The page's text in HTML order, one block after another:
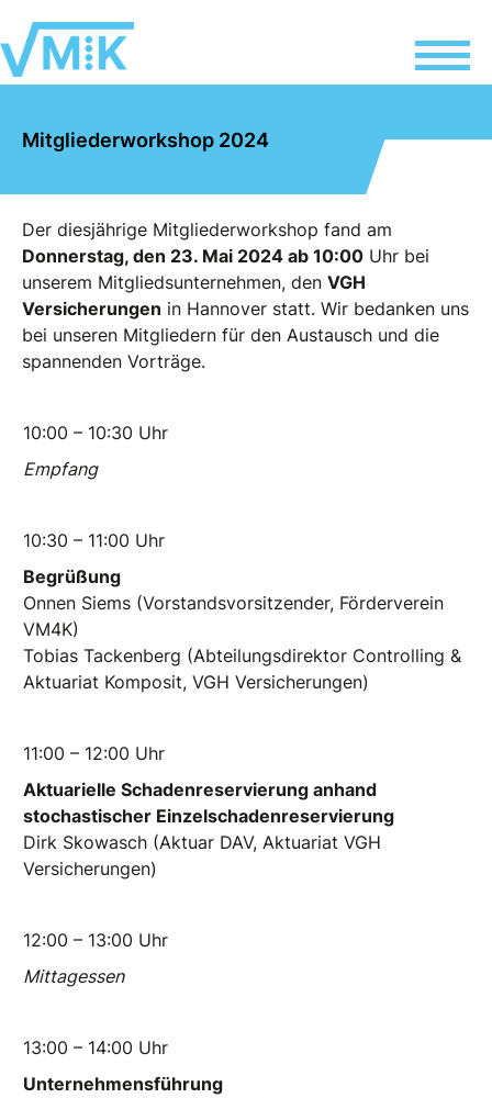
Mitgliederworkshop 2024
Der diesjährige Mitgliederworkshop fand am
Donnerstag, den 23. Mai 2024 ab 10:00 Uhr bei
unserem Mitgliedsunternehmen, den VGH
Versicherungen in Hannover statt. Wir bedanken uns
bei unseren Mitgliedern für den Austausch und die
spannenden Vorträge.
10:00 – 10:30 Uhr
Empfang
10:30 – 11:00 Uhr
Begrüßung
Onnen Siems (Vorstandsvorsitzender, Förderverein
VM4K)
Tobias Tackenberg (Abteilungsdirektor Controlling &
Aktuariat Komposit, VGH Versicherungen)
11:00 – 12:00 Uhr
Aktuarielle Schadenreservierung anhand
stochastischer Einzelschadenreservierung
Dirk Skowasch (Aktuar DAV, Aktuariat VGH
Versicherungen)
12:00 – 13:00 Uhr
Mittagessen
13:00 – 14:00 Uhr
Unternehmensführung